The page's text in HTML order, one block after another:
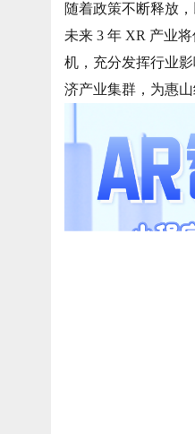
随着政策不断释放
未来 3 年 XR 产业
机，充分发挥行业
济产业集群，为惠